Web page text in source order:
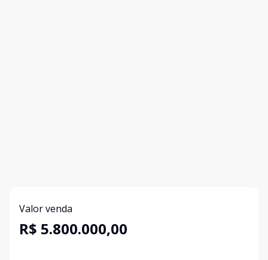
Valor venda
R$ 5.800.000,00